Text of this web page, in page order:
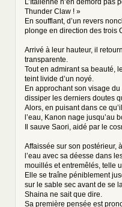
L’Italienne n’en démord pas
Thunder Claw ! »
En soufflant, d’un revers
plonge en direction des trois
Arrivé à leur hauteur, il
transparente.
Tout en admirant sa beauté,
teint livide d’un noyé.
En approchant son visage
dissiper les derniers doutes
Alors, en puisant dans ce
l’eau, Kanon nage jusqu’au
Il sauve Saori, aidé par le
Affaissée sur son postérieur,
l’eau avec sa déesse dans
mouillés et entremêlés, telle
Elle se traîne péniblement
sur le sable sec avant de se
Shaina ne sait que dire.
Sa première pensée est